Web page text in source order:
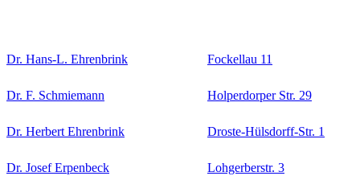
Dr. Hans-L. Ehrenbrink Fockellau 11
Dr. F. Schmiemann Holperdorper Str. 29
Dr. Herbert Ehrenbrink Droste-Hülsdorff-Str. 1
Dr. Josef Erpenbeck Lohgerberstr. 3